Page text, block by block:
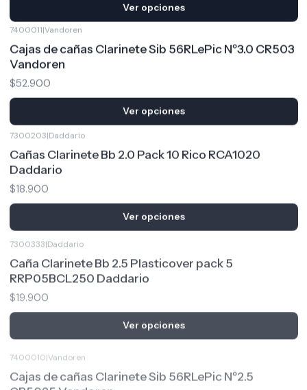
Ver opciones
7400011|Vandoren
Cajas de cañas Clarinete Sib 56RLePic Nº3.0 CR503
Vandoren
$52.900
Ver opciones
7300203|Daddario
Daddario
$18.900
7300333
Caña Clarinete Bb 2.5 Plasticover pack 5
RRP05BCL250 Daddario
$19.900
CR5025 Vandoren
$52.900